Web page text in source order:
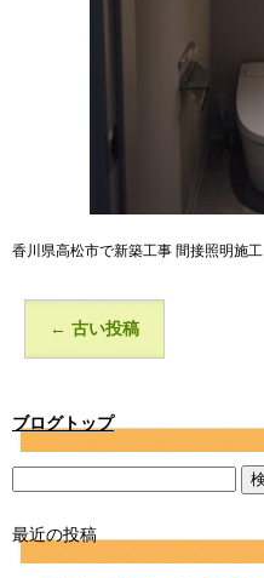
香川県高松市で新築工事 間接照明施工
← 古い投稿
ブログトップ
最近の投稿